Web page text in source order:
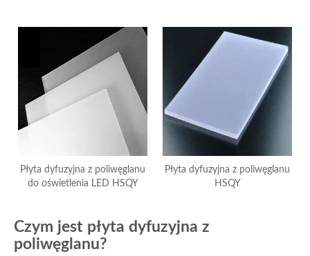
Płyta dyfuzyjna z poliwęglanu
do oświetlenia LED HSQY
Płyta dyfuzyjna z poliwęglanu
HSQY
Czym jest płyta dyfuzyjna z
poliwęglanu?